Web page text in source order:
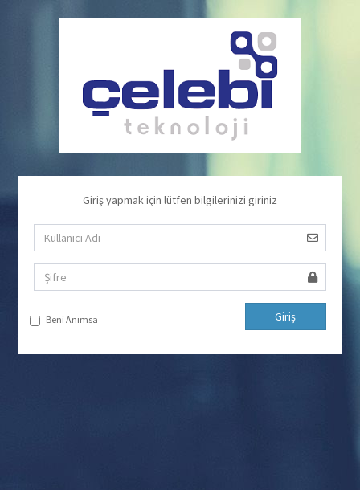
Giriş yapmak için lütfen bilgilerinizi giriniz
Beni Anımsa Giriş